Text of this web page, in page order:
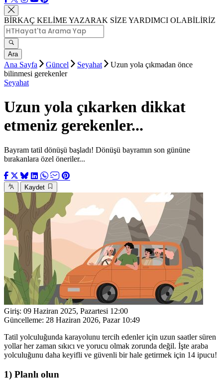
BİRKAÇ KELİME YAZARAK SİZE YARDIMCI OLABİLİRİZ
Ara
Ana Sayfa Güncel Seyahat
Uzun yola çıkmadan önce
bilinmesi gerekenler
Seyahat
Uzun yola çıkarken dikkat
etmeniz gerekenler...
Bayram tatil dönüşü başladı! Dönüşü bayramın son gününe
bırakanlara özel öneriler...
Kaydet
Giriş: 09 Haziran 2025, Pazartesi 12:00
Güncelleme: 28 Haziran 2026, Pazar 10:49
Tatil yolculuğunda karayolunu tercih edenler için uzun saatler süren
yollar her zaman sıkıcı ve yorucu olmak zorunda değil. İşte araba
yolculuğunu daha keyifli ve güvenli bir hale getirmek için 14 ipucu!
1) Planlı olun